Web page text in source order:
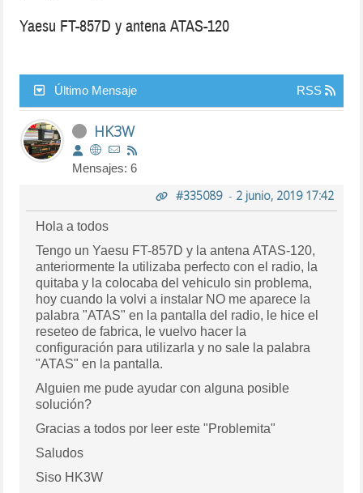
Yaesu FT-857D y antena ATAS-120
Último Mensaje RSS
HK3W
Mensajes: 6
#335089- 2 junio, 2019 17:42
Hola a todos
Tengo un Yaesu FT-857D y la antena ATAS-120,
anteriormente la utilizaba perfecto con el radio, la
quitaba y la colocaba del vehiculo sin problema,
hoy cuando la volvi a instalar NO me aparece la
palabra "ATAS" en la pantalla del radio, le hice el
reseteo de fabrica, le vuelvo hacer la
configuración para utilizarla y no sale la palabra
"ATAS" en la pantalla.
Alguien me pude ayudar con alguna posible
solución?
Gracias a todos por leer este "Problemita"
Saludos
Siso HK3W